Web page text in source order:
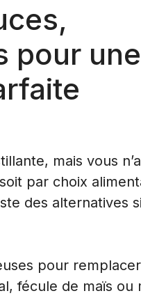
pour une
mais vous
par choix
des alternatives
pour
fécule de maïs ou